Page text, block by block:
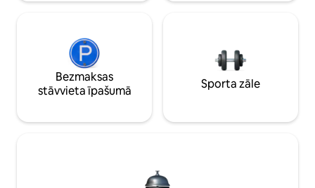
Bezmaksas
stāvvieta īpašumā
Sporta zāle